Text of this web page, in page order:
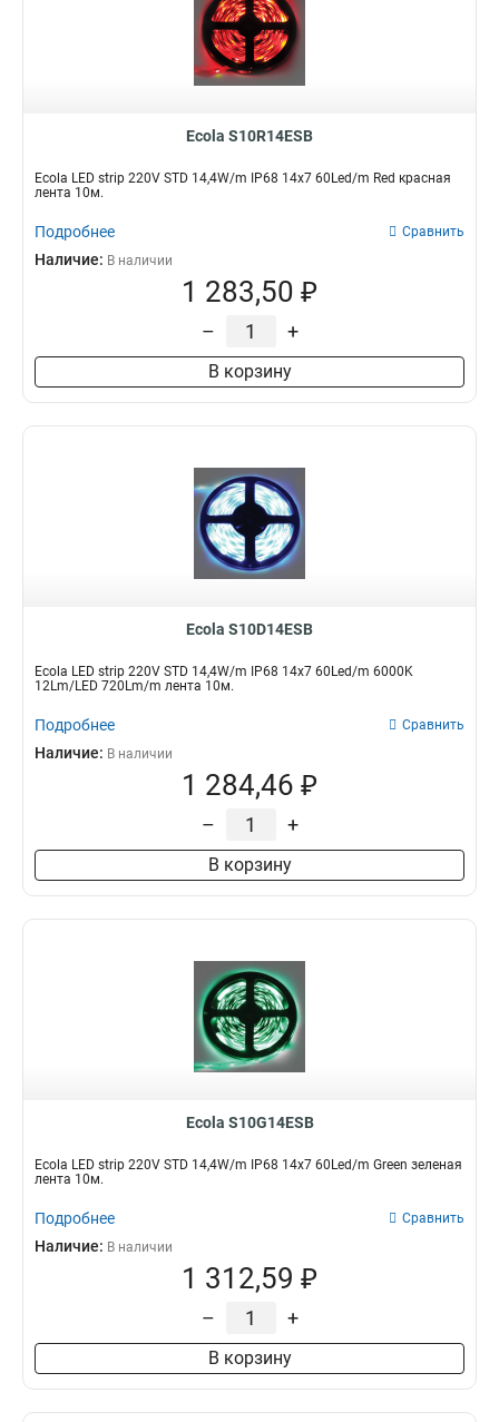
Ecola S10R14ESB
Ecola LED strip 220V STD 14,4W/m IP68 14x7 60Led/m Red красная
лента 10м.
Подробнее Сравнить
Наличие: В наличии
1 283,50 ₽
– +
В корзину
Ecola S10D14ESB
Ecola LED strip 220V STD 14,4W/m IP68 14x7 60Led/m 6000K
12Lm/LED 720Lm/m лента 10м.
Подробнее Сравнить
Наличие: В наличии
1 284,46 ₽
– +
В корзину
Ecola S10G14ESB
Ecola LED strip 220V STD 14,4W/m IP68 14x7 60Led/m Green зеленая
лента 10м.
Подробнее Сравнить
Наличие: В наличии
1 312,59 ₽
– +
В корзину